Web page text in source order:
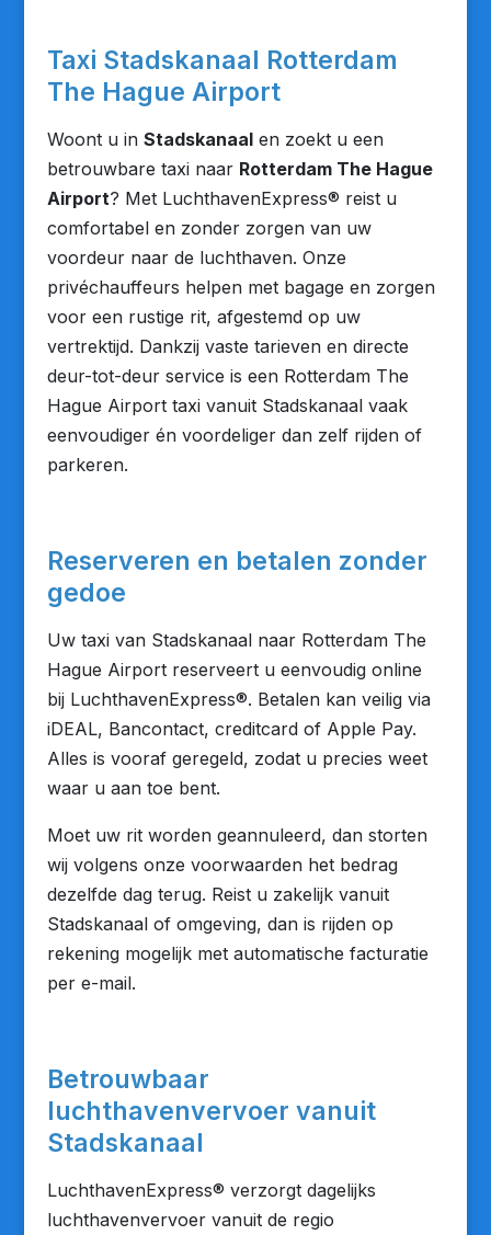
Taxi Stadskanaal Rotterdam
The Hague Airport
Woont u in Stadskanaalen zoekt u een
betrouwbare taxi naar Rotterdam The Hague
Airport? Met LuchthavenExpress® reist u
comfortabel en zonder zorgen van uw
voordeur naar de luchthaven. Onze
privéchauffeurs helpen met bagage en zorgen
voor een rustige rit, afgestemd op uw
vertrektijd. Dankzij vaste tarieven en directe
deur-tot-deur service is een Rotterdam The
Hague Airport taxi vanuit Stadskanaal vaak
eenvoudiger én voordeliger dan zelf rijden of
parkeren.
Reserveren en betalen zonder
gedoe
Uw taxi van Stadskanaal naar Rotterdam The
Hague Airport reserveert u eenvoudig online
bij LuchthavenExpress®. Betalen kan veilig via
iDEAL, Bancontact, creditcard of Apple Pay.
Alles is vooraf geregeld, zodat u precies weet
waar u aan toe bent.
Moet uw rit worden geannuleerd, dan storten
wij volgens onze voorwaarden het bedrag
dezelfde dag terug. Reist u zakelijk vanuit
Stadskanaal of omgeving, dan is rijden op
rekening mogelijk met automatische facturatie
per e-mail.
Betrouwbaar
luchthavenvervoer vanuit
Stadskanaal
LuchthavenExpress® verzorgt dagelijks
luchthavenvervoer vanuit de regio